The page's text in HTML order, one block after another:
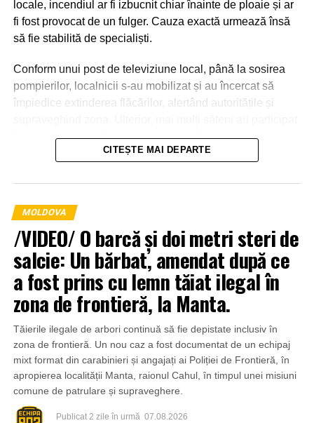
locale, incendiul ar fi izbucnit chiar înainte de ploaie și ar
fi fost provocat de un fulger. Cauza exactă urmează însă
să fie stabilită de specialiști.
Conform unui post de televiziune local, până la sosirea
pompierilor, localnicii s-au mobilizat și au încercat să
împiedice extinderea flăcărilor, alertând autoritățile și
la intervenție, punând la dispoziția salvatorilor tehnică
agricolă și transportând apă pentru stingerea incendiului.
CITEȘTE MAI DEPARTE
MOLDOVA
/VIDEO/ O barcă și doi metri steri de
salcie: Un bărbat, amendat după ce
a fost prins cu lemn tăiat ilegal în
zona de frontieră, la Manta.
Tăierile ilegale de arbori continuă să fie depistate inclusiv în
zona de frontieră. Un nou caz a fost documentat de un echipaj
mixt format din carabinieri și angajați ai Poliției de Frontieră, în
apropierea localității Manta, raionul Cahul, în timpul unei misiuni
comune de patrulare și supraveghere.
Publicat 2 zile în urmă 07.08.2026